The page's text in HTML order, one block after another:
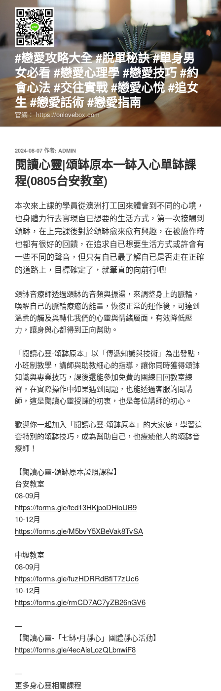
要
#戀愛攻略大全 #脫單秘訣 #單身男
女必看 #戀愛心理學 #戀愛技巧 #約
會心法 #交往實戰 #戀愛心悅 #追女
生 #戀愛話術 #戀愛指南
官網： https://onlovebox.com
發
佈
於
2024-08-07 作者: ADMIN
閱讀心靈|頌缽原本一缽入心單缽課
程(0805台安教室)
本次來上課的學員從澳洲打工回來體會到不同的心境，
也身體力行去實現自已想要的生活方式，第一次接觸到
頌缽，在上完課後對於頌缽愈來愈有興趣，在被施作時
也都有很好的回饋，在追求自已想要生活方式或許會有
一些不同的聲音，但只有自已最了解自已是否走在正確
的道路上，目標確定了，就筆直的向前行吧!
頌缽音療師透過頌缽的音頻與振盪，來調整身上的脈輪，
喚醒自己的脈輪療癒的能量，恢復正常的運作後，可達到
溫柔的觸及與轉化我們的心靈與情緒層面，有效降低壓
力，讓身與心都得到正向幫助。
「閱讀心靈-頌缽原本」以「傳遞知識與技術」為出發點，
小班制教學，講師與助教細心的指導，讓你同時獲得頌缽
知識與專業技巧，課後還能參加免費的團練日回教室練
習，在實際操作中如果遇到問題，也能透過客服詢問講
師，這是閱讀心靈授課的初衷，也是每位講師的初心。
歡迎你一起加入「閱讀心靈-頌缽原本」的大家庭，學習這
套特別的頌缽技巧，成為幫助自己，也療癒他人的頌缽音
療師！
【閱讀心靈-頌缽原本證照課程】
台安教室
08-09月
https://forms.gle/fcd13HKjpoDHioUB9
10-12月
https://forms.gle/M5bvY5XBeVak8TvSA
中壢教室
08-09月
https://forms.gle/fuzHDRRdBfiT7zUc6
10-12月
https://forms.gle/rmCD7AC7yZB26nGV6
—
【閱讀心靈-「七缽•月靜心」團體靜心活動】
https://forms.gle/4ecAisLozQLbnwiF8
—
更多身心靈相關課程